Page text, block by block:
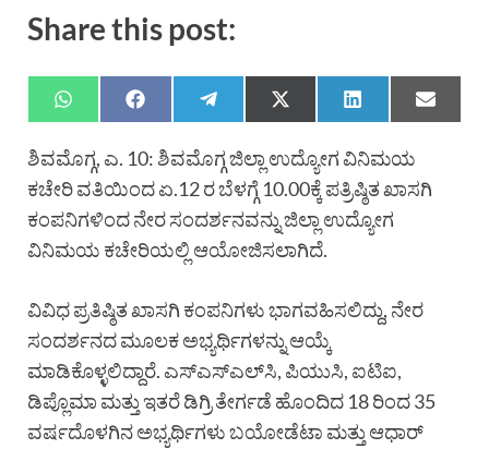
Share this post:
ಶಿವಮೊಗ್ಗ, ಎ. 10: ಶಿವಮೊಗ್ಗ ಜಿಲ್ಲಾ ಉದ್ಯೋಗ ವಿನಿಮಯ
ಕಚೇರಿ ವತಿಯಿಂದ ಏ.12 ರ ಬೆಳಗ್ಗೆ 10.00ಕ್ಕೆ ಪತ್ರಿಷ್ಠಿತ ಖಾಸಗಿ
ಕಂಪನಿಗಳಿಂದ ನೇರ ಸಂದರ್ಶನವನ್ನು ಜಿಲ್ಲಾ ಉದ್ಯೋಗ
ವಿನಿಮಯ ಕಚೇರಿಯಲ್ಲಿ ಆಯೋಜಿಸಲಾಗಿದೆ.
ವಿವಿಧ ಪ್ರತಿಷ್ಠಿತ ಖಾಸಗಿ ಕಂಪನಿಗಳು ಭಾಗವಹಿಸಲಿದ್ದು, ನೇರ
ಸಂದರ್ಶನದ ಮೂಲಕ ಅಭ್ಯರ್ಥಿಗಳನ್ನು ಆಯ್ಕೆ
ಮಾಡಿಕೊಳ್ಳಲಿದ್ದಾರೆ. ಎಸ್‍ಎಸ್‍ಎಲ್‍ಸಿ, ಪಿಯುಸಿ, ಐಟಿಐ,
ಡಿಪ್ಲೊಮಾ ಮತ್ತು ಇತರೆ ಡಿಗ್ರಿ ತೇರ್ಗಡೆ ಹೊಂದಿದ 18 ರಿಂದ 35
ವರ್ಷದೊಳಗಿನ ಅಭ್ಯರ್ಥಿಗಳು ಬಯೋಡೆಟಾ ಮತ್ತು ಆಧಾರ್